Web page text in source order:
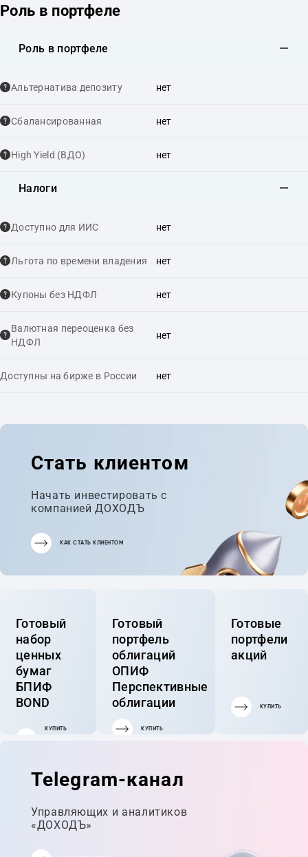
Роль в портфеле
Роль в портфеле
Альтернатива депозиту нет
Сбалансированная нет
High Yield (ВДО) нет
Налоги
Доступно для ИИС нет
Льгота по времени владения нет
Купоны без НДФЛ нет
Валютная переоценка без
НДФЛ
нет
Доступны на бирже в России нет
Стать клиентом
Начать инвестировать с
компанией ДОХОДЪ
КАК СТАТЬ КЛИЕНТОМ
Готовый
набор
ценных
бумаг
БПИФ
BOND
КУПИТЬ
Готовый
портфель
облигаций
ОПИФ
Перспективные
облигации
КУПИТЬ
Готовые
портфели
акций
КУПИТЬ
Telegram-канал
Управляющих и аналитиков
«ДОХОДЪ»